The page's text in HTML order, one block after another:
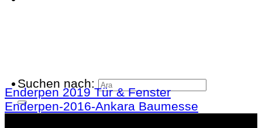
Suchen nach:
Enderpen 2019 Tür & Fenster
Enderpen-2016-Ankara Baumesse